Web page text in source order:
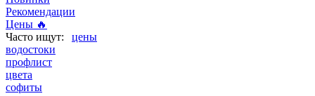
Рекомендации
Цены 🔥
цены
водостоки
профлист
цвета
софиты